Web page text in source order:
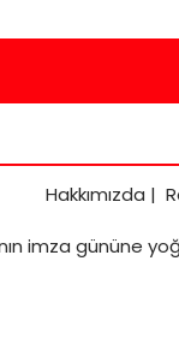
Hakkımızda |
imza gününe